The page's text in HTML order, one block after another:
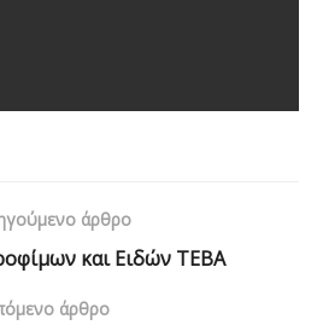
άρθρο
και Ειδών ΤΕΒΑ
άρθρο